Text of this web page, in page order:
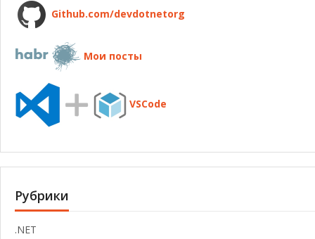
Github.com/devdotnetorg
Мои посты
VSCode
Рубрики
.NET